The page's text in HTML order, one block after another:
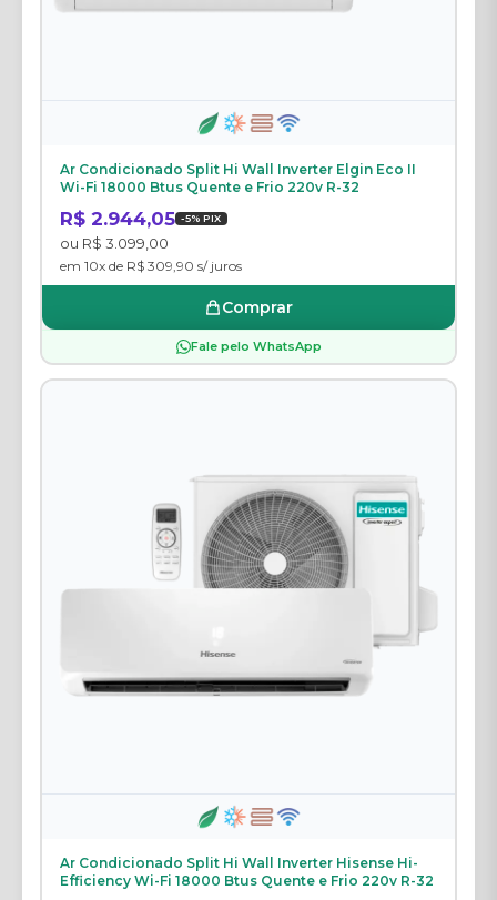
Ar Condicionado Split Hi Wall Inverter Elgin Eco II
Wi-Fi 18000 Btus Quente e Frio 220v R-32
R$ 2.944,05 -5% PIX
ou R$ 3.099,00
em 10x de R$ 309,90 s/ juros
Comprar
Fale pelo WhatsApp
Ar Condicionado Split Hi Wall Inverter Hisense Hi-
Efficiency Wi-Fi 18000 Btus Quente e Frio 220v R-32